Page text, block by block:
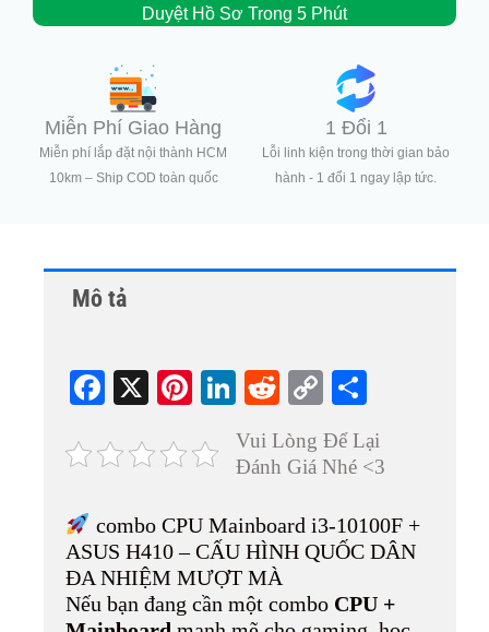
Duyệt Hồ Sơ Trong 5 Phút
Miễn Phí Giao Hàng
Miễn phí lắp đặt nội thành HCM
10km – Ship COD toàn quốc
1 Đổi 1
Lỗi linh kiện trong thời gian bảo
hành - 1 đổi 1 ngay lập tức.
Mô tả
Fa
bo
X
Pi
er
t
Li
ed
R
di
C
op
y
nk
re
Vui Lòng Để Lại
Đánh Giá Nhé <3
combo CPU Mainboard i3-10100F +
ASUS H410 – CẤU HÌNH QUỐC DÂN
ĐA NHIỆM MƯỢT MÀ
Nếu bạn đang cần một combo CPU +